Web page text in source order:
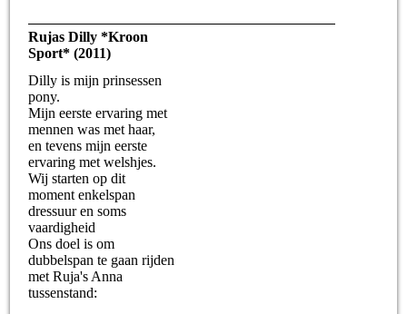
Rujas Dilly *Kroon
Sport* (2011)
Dilly is mijn prinsessen
pony.
Mijn eerste ervaring met
mennen was met haar,
en tevens mijn eerste
ervaring met welshjes.
Wij starten op dit
moment enkelspan
dressuur en soms
vaardigheid
Ons doel is om
dubbelspan te gaan rijden
met Ruja's Anna
tussenstand: